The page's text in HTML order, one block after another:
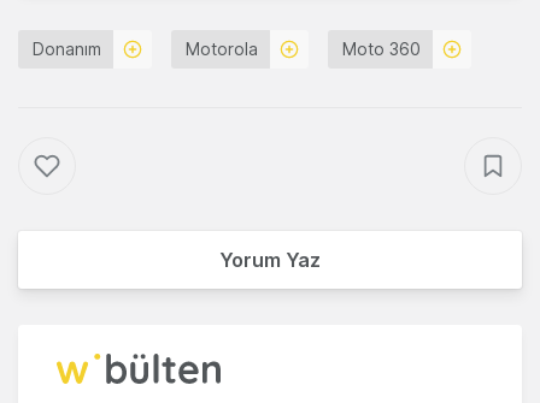
Donanım Motorola Moto 360
Yorum Yaz